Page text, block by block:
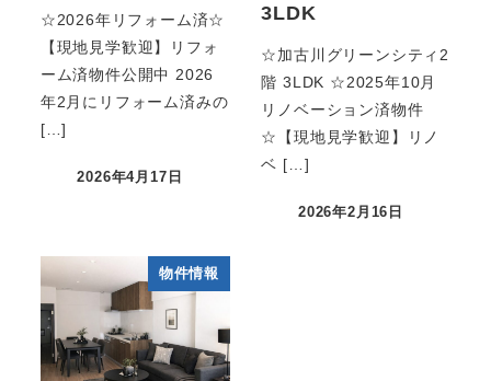
☆2026年リフォーム済☆
【現地見学歓迎】リフォ
ーム済物件公開中 2026
年2月にリフォーム済みの
[…]
2026年4月17日
3LDK
☆加古川グリーンシティ2
階 3LDK ☆2025年10月
リノベーション済物件
☆【現地見学歓迎】リノ
ベ […]
2026年2月16日
物件情報